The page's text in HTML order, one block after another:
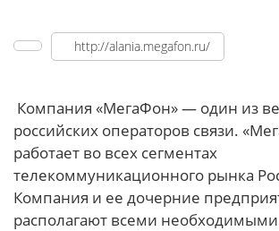
http://alania.megafon.ru/
Компания «МегаФон» — один из
российских операторов связи.
работает во всех сегментах
телекоммуникационного рынка
Компания и ее дочерние
располагают всеми